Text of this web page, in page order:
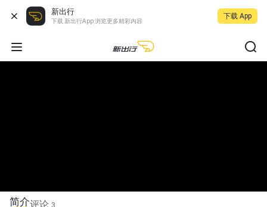
新出行
下载 新出行App 浏览更多精彩内容
下载 App
简介评论 3